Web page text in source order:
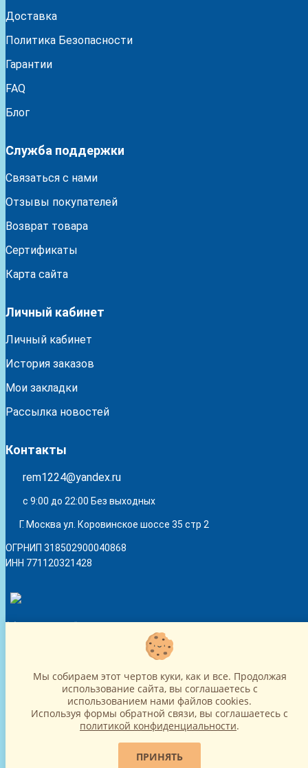
Доставка
Политика Безопасности
Гарантии
FAQ
Блог
Служба поддержки
Связаться с нами
Отзывы покупателей
Возврат товара
Сертификаты
Карта сайта
Личный кабинет
Личный кабинет
История заказов
Мои закладки
Рассылка новостей
Контакты
rem1224@yandex.ru
с 9:00 до 22:00 Без выходных
Г. Москва ул. Коровинское шоссе 35 стр 2
ОГРНИП 318502900040868
ИНН 771120321428
Мы собираем этот чертов куки, как и все. Продолжая
использование сайта, вы соглашаетесь c
использованием нами файлов cookies.
Используя формы обратной связи, вы соглашаетесь с
политикой конфиденциальности.
ПРИНЯТЬ